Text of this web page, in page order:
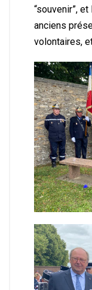
“souvenir”,
anciens
volontaires,